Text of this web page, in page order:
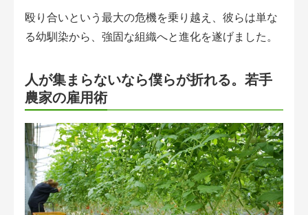
殴り合いという最大の危機を乗り越え、彼らは単な
る幼馴染から、強固な組織へと進化を遂げました。
人が集まらないなら僕らが折れる。若手
農家の雇用術